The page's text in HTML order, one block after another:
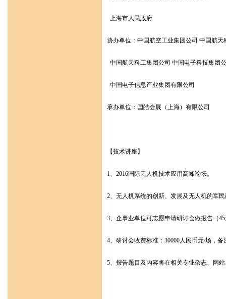
上海市人民政府
协办单位：中国航空工业集团公司 中国航天
中国航天科工集团公司 中国电子科技集团
中国电子信息产业集团有限公司
承办单位：国皓会展（上海）有限公司
【技术讲座】
1、2016国际无人机技术应用高峰论坛。
2、无人机系统的创新、发展及无人机的军
3、企事业单位可志愿申请研讨会做报告（
4、研讨会收费标准：30000人民币元/场，
5、报告题目及内容将在相关专业杂志、网